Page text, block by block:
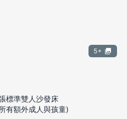
5+
標準雙人沙發床
有額外成人與孩童)